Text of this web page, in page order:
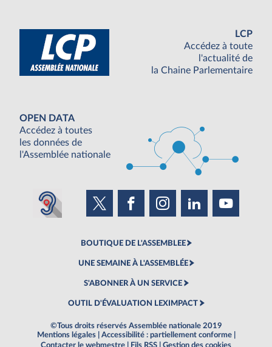
LCP
Accédez à toute
l'actualité de
la Chaine Parlementaire
OPEN DATA
Accédez à toutes
les données de
l'Assemblée nationale
BOUTIQUE DE L'ASSEMBLEE
UNE SEMAINE À L'ASSEMBLÉE
S'ABONNER À UN SERVICE
OUTIL D'ÉVALUATION LEXIMPACT
©Tous droits réservés Assemblée nationale 2019
Mentions légales
Accessibilité : partiellement conforme
Contacter le webmestre
Fils RSS Gestion des cookies